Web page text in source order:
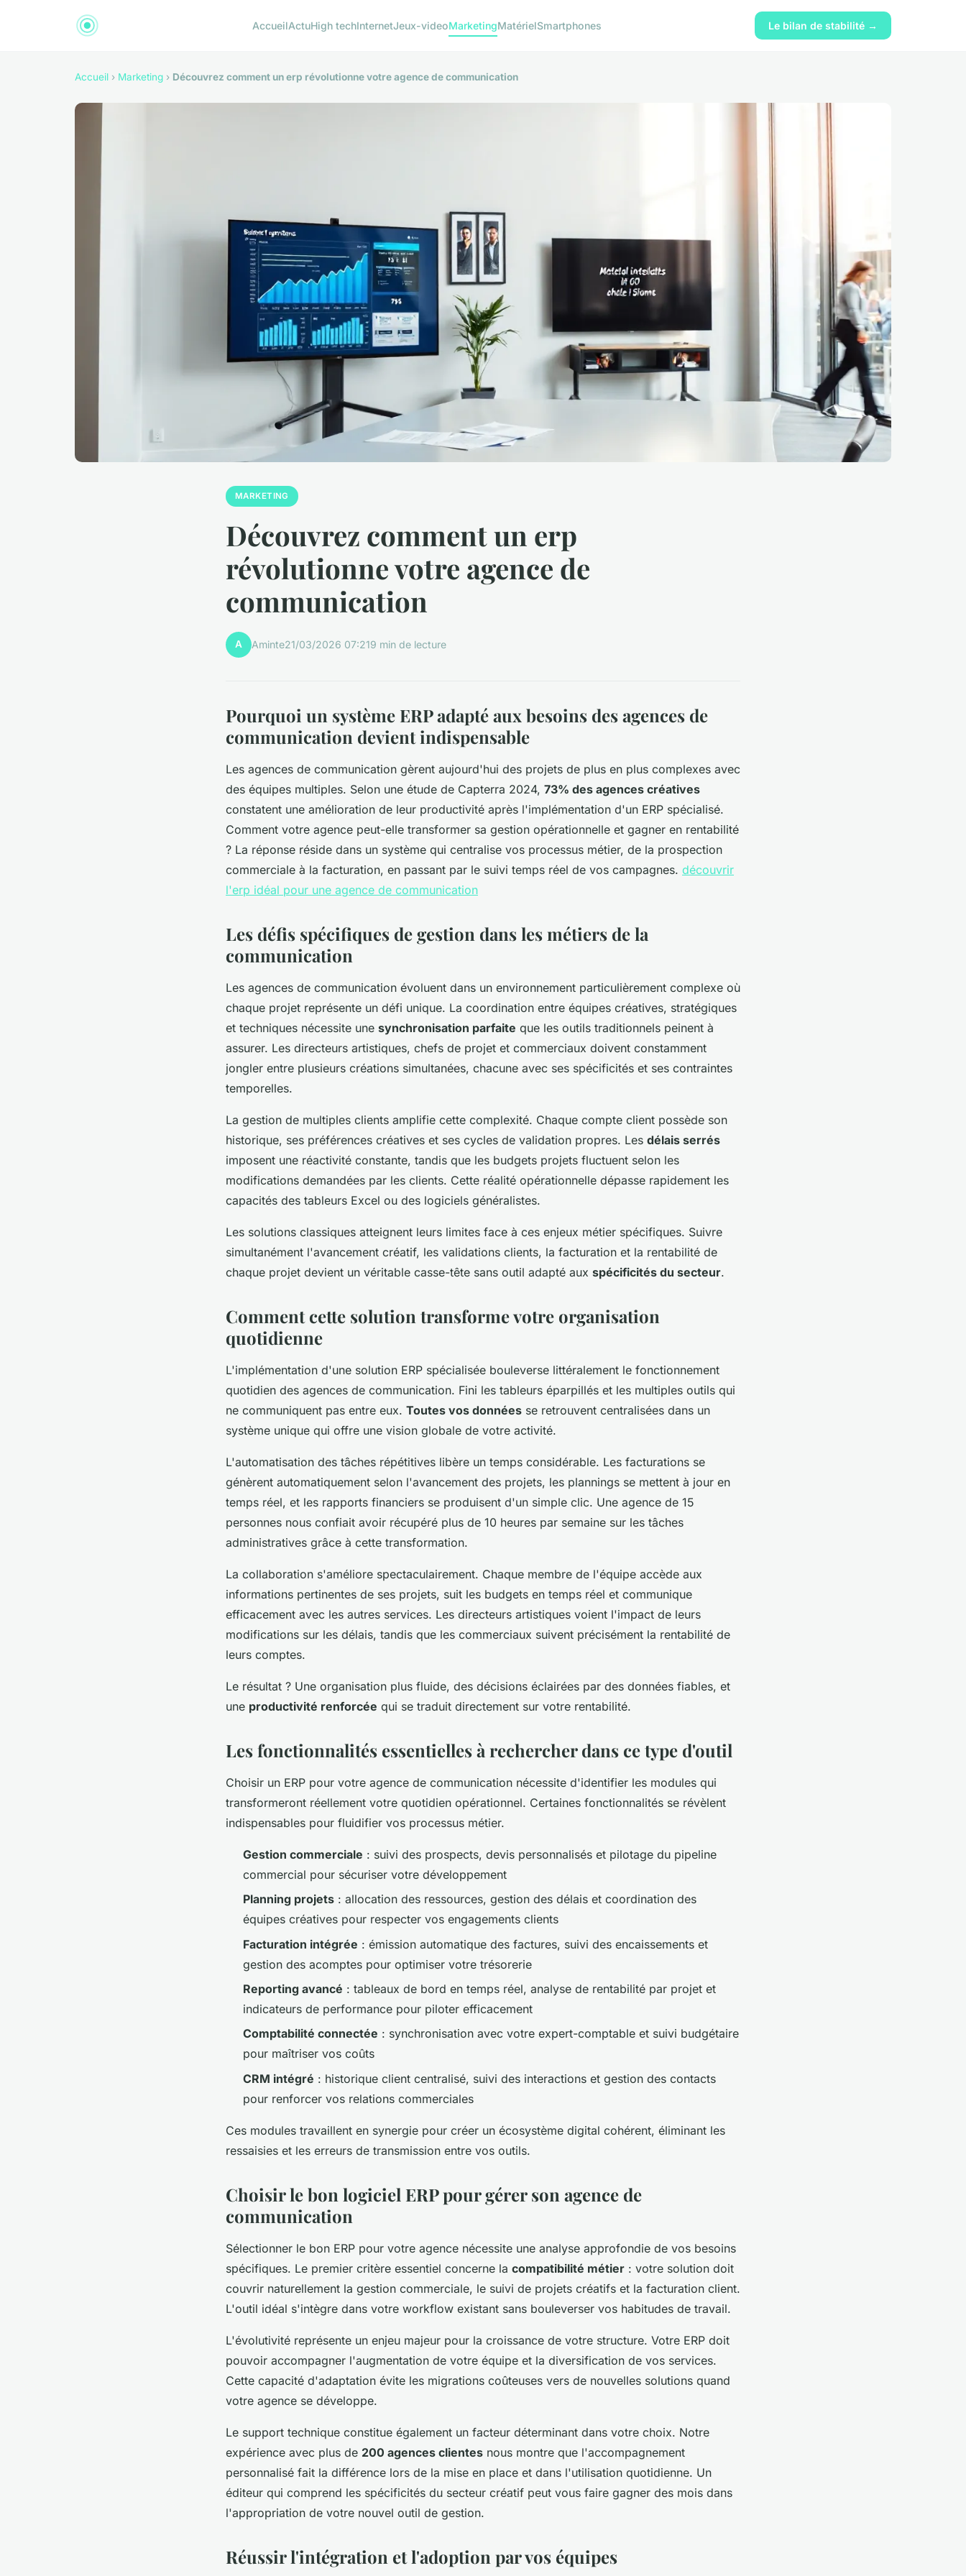
AccueilActuHigh techInternetJeux-videoMarketingMatérielSmartphones Le bilan de stabilité →
Accueil › Marketing › Découvrez comment un erp révolutionne votre agence de communication
MARKETING
Découvrez comment un erp
révolutionne votre agence de
communication
A Aminte21/03/2026 07:219 min de lecture
Pourquoi un système ERP adapté aux besoins des agences de
communication devient indispensable
Les agences de communication gèrent aujourd'hui des projets de plus en plus complexes avec
des équipes multiples. Selon une étude de Capterra 2024, 73% des agences créatives
constatent une amélioration de leur productivité après l'implémentation d'un ERP spécialisé.
Comment votre agence peut-elle transformer sa gestion opérationnelle et gagner en rentabilité
? La réponse réside dans un système qui centralise vos processus métier, de la prospection
commerciale à la facturation, en passant par le suivi temps réel de vos campagnes. découvrir
l'erp idéal pour une agence de communication
Les défis spécifiques de gestion dans les métiers de la
communication
Les agences de communication évoluent dans un environnement particulièrement complexe où
chaque projet représente un défi unique. La coordination entre équipes créatives, stratégiques
et techniques nécessite une synchronisation parfaite que les outils traditionnels peinent à
assurer. Les directeurs artistiques, chefs de projet et commerciaux doivent constamment
jongler entre plusieurs créations simultanées, chacune avec ses spécificités et ses contraintes
temporelles.
La gestion de multiples clients amplifie cette complexité. Chaque compte client possède son
historique, ses préférences créatives et ses cycles de validation propres. Les délais serrés
imposent une réactivité constante, tandis que les budgets projets fluctuent selon les
modifications demandées par les clients. Cette réalité opérationnelle dépasse rapidement les
capacités des tableurs Excel ou des logiciels généralistes.
Les solutions classiques atteignent leurs limites face à ces enjeux métier spécifiques. Suivre
simultanément l'avancement créatif, les validations clients, la facturation et la rentabilité de
chaque projet devient un véritable casse-tête sans outil adapté aux spécificités du secteur.
Comment cette solution transforme votre organisation
quotidienne
L'implémentation d'une solution ERP spécialisée bouleverse littéralement le fonctionnement
quotidien des agences de communication. Fini les tableurs éparpillés et les multiples outils qui
ne communiquent pas entre eux. Toutes vos données se retrouvent centralisées dans un
système unique qui offre une vision globale de votre activité.
L'automatisation des tâches répétitives libère un temps considérable. Les facturations se
génèrent automatiquement selon l'avancement des projets, les plannings se mettent à jour en
temps réel, et les rapports financiers se produisent d'un simple clic. Une agence de 15
personnes nous confiait avoir récupéré plus de 10 heures par semaine sur les tâches
administratives grâce à cette transformation.
La collaboration s'améliore spectaculairement. Chaque membre de l'équipe accède aux
informations pertinentes de ses projets, suit les budgets en temps réel et communique
efficacement avec les autres services. Les directeurs artistiques voient l'impact de leurs
modifications sur les délais, tandis que les commerciaux suivent précisément la rentabilité de
leurs comptes.
Le résultat ? Une organisation plus fluide, des décisions éclairées par des données fiables, et
une productivité renforcée qui se traduit directement sur votre rentabilité.
Les fonctionnalités essentielles à rechercher dans ce type d'outil
Choisir un ERP pour votre agence de communication nécessite d'identifier les modules qui
transformeront réellement votre quotidien opérationnel. Certaines fonctionnalités se révèlent
indispensables pour fluidifier vos processus métier.
Gestion commerciale : suivi des prospects, devis personnalisés et pilotage du pipeline
commercial pour sécuriser votre développement
Planning projets : allocation des ressources, gestion des délais et coordination des
équipes créatives pour respecter vos engagements clients
Facturation intégrée : émission automatique des factures, suivi des encaissements et
gestion des acomptes pour optimiser votre trésorerie
Reporting avancé : tableaux de bord en temps réel, analyse de rentabilité par projet et
indicateurs de performance pour piloter efficacement
Comptabilité connectée : synchronisation avec votre expert-comptable et suivi budgétaire
pour maîtriser vos coûts
CRM intégré : historique client centralisé, suivi des interactions et gestion des contacts
pour renforcer vos relations commerciales
Ces modules travaillent en synergie pour créer un écosystème digital cohérent, éliminant les
ressaisies et les erreurs de transmission entre vos outils.
Choisir le bon logiciel ERP pour gérer son agence de
communication
Sélectionner le bon ERP pour votre agence nécessite une analyse approfondie de vos besoins
spécifiques. Le premier critère essentiel concerne la compatibilité métier : votre solution doit
couvrir naturellement la gestion commerciale, le suivi de projets créatifs et la facturation client.
L'outil idéal s'intègre dans votre workflow existant sans bouleverser vos habitudes de travail.
L'évolutivité représente un enjeu majeur pour la croissance de votre structure. Votre ERP doit
pouvoir accompagner l'augmentation de votre équipe et la diversification de vos services.
Cette capacité d'adaptation évite les migrations coûteuses vers de nouvelles solutions quand
votre agence se développe.
Le support technique constitue également un facteur déterminant dans votre choix. Notre
expérience avec plus de 200 agences clientes nous montre que l'accompagnement
personnalisé fait la différence lors de la mise en place et dans l'utilisation quotidienne. Un
éditeur qui comprend les spécificités du secteur créatif peut vous faire gagner des mois dans
l'appropriation de votre nouvel outil de gestion.
Réussir l'intégration et l'adoption par vos équipes